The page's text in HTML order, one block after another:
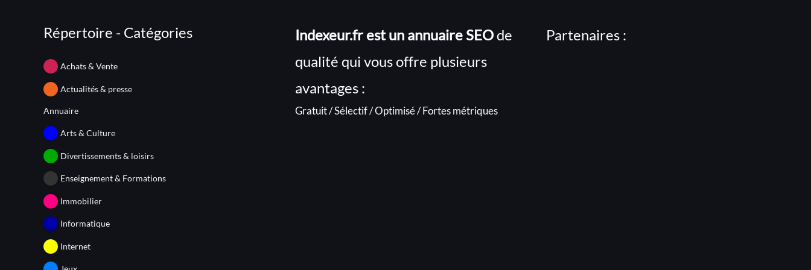
Répertoire - Catégories
Achats & Vente
Actualités & presse
Annuaire
Arts & Culture
Divertissements & loisirs
Enseignement & Formations
Immobilier
Informatique
Internet
Indexeur.fr est un annuaire SEOde
qualité qui vous offre plusieurs
avantages :
Gratuit / Sélectif / Optimisé / Fortes métriques
Partenaires :